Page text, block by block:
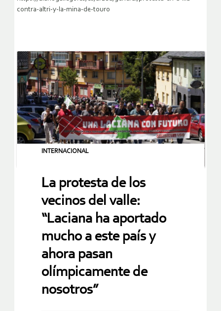
contra-altri-y-la-mina-de-touro
INTERNACIONAL
La protesta de los
vecinos del valle:
“Laciana ha aportado
mucho a este país y
ahora pasan
olímpicamente de
nosotros”